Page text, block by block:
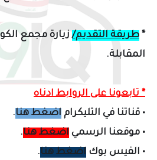
* طريقة التقديم/زيارة مجمع
المقابلة.
* تابعونا على الروابط ادناه
• قناتنا في التليكرام اضغط هنا.
• موقعنا الرسمي اضغط هنا.
• الفيس بوك اضغط هنا.